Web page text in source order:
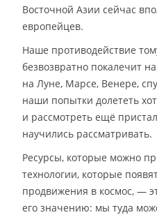
Восточной Азии сейчас
европейцев.
Наше противодействие
безвозвратно покалечит
на Луне, Марсе, Венере,
наши попытки долететь
и рассмотреть ещё
научились рассматривать.
Ресурсы, которые можно
технологии, которые
продвижения в космос, —
его значению: мы туда